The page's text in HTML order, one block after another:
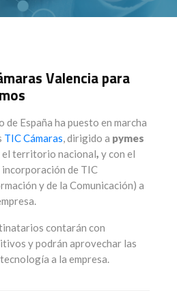
Valencia para
de España ha puesto en marcha
TIC Cámaras, dirigido a pymes
el territorio nacional, y con el
de TIC
y de la Comunicación) a
contarán con
y podrán aprovechar las
a la empresa.